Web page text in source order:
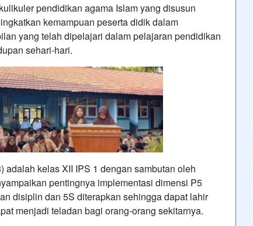
pendidikan agama Islam yang disusun
kemampuan peserta didik dalam
yang telah dipelajari dalam pelajaran pendidikan
sehari-hari.
adalah kelas XII IPS 1 dengan sambutan oleh
pentingnya implementasi dimensi P5
disiplin dan 5S diterapkan sehingga dapat lahir
menjadi teladan bagi orang-orang sekitarnya.